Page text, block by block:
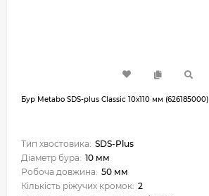
Бур Metabo SDS-plus Classic 10х110 мм (626185000)
Тип хвостовика: SDS-Plus
Діаметр бура: 10 мм
Робоча довжина: 50 мм
Кількість ріжучих кромок: 2